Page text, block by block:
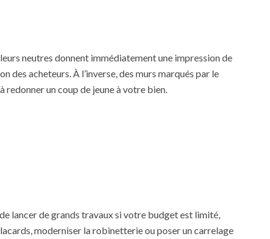
neutres donnent immédiatement une impression de
acheteurs. À l’inverse, des murs marqués par le
un coup de jeune à votre bien.
lancer de grands travaux si votre budget est limité,
moderniser la robinetterie ou poser un carrelage